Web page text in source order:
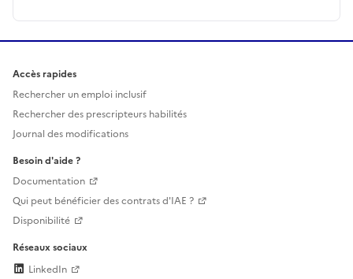
Accès rapides
Rechercher un emploi inclusif
Rechercher des prescripteurs habilités
Journal des modifications
Besoin d'aide ?
Documentation
Qui peut bénéficier des contrats d'IAE ?
Disponibilité
Réseaux sociaux
LinkedIn